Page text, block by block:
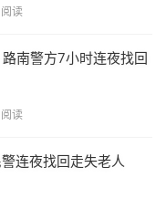
读
南警方7小时连夜找回
读
连夜找回走失老人